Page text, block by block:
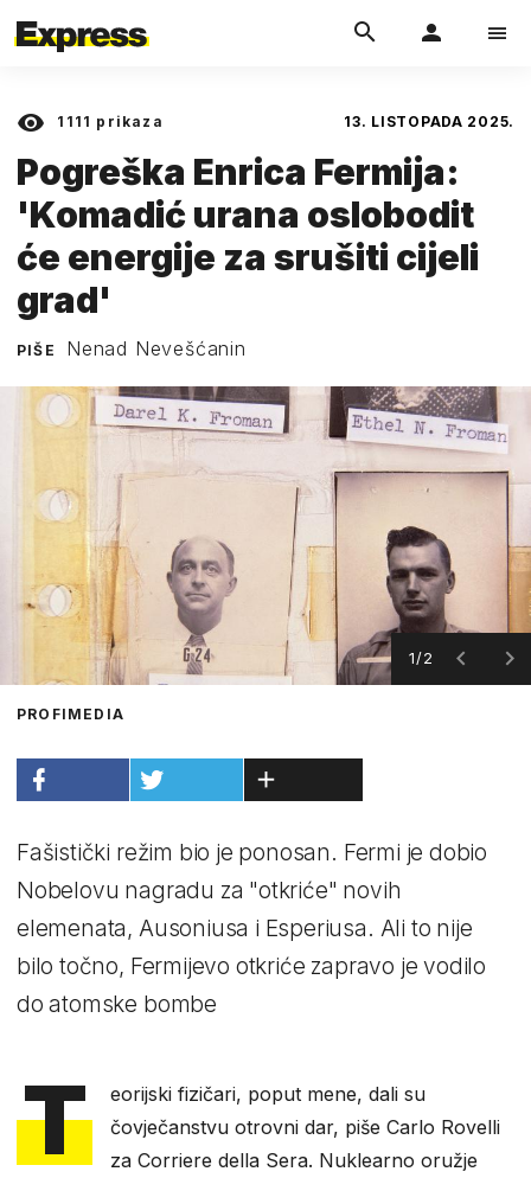
1111 prikaza 13. LISTOPADA 2025.
Pogreška Enrica Fermija:
'Komadić urana oslobodit
će energije za srušiti cijeli
grad'
PIŠE Nenad Nevešćanin
1/2
PROFIMEDIA
Fašistički režim bio je ponosan. Fermi je dobio
Nobelovu nagradu za "otkriće" novih
elemenata, Ausoniusa i Esperiusa. Ali to nije
bilo točno, Fermijevo otkriće zapravo je vodilo
do atomske bombe
T
eorijski fizičari, poput mene, dali su
čovječanstvu otrovni dar, piše Carlo Rovelli
za Corriere della Sera. Nuklearno oružje